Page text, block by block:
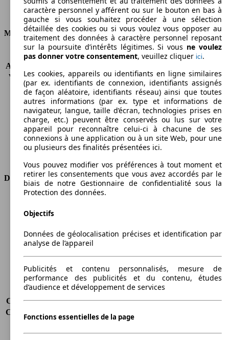
Consommation
Moteur et Puissance
KW (CH)
77 kW (105 PS)
Accélération (0-100 km/h)
Vitesse maximale (km/h) 164 km/h
Nombre de vitesses
6
Couple
290 nm
Cylindrée
1598 ccm
Carburant
Diesel
Cylindres
4
Transmission
Boîte manuelle
Dimensions
Empattement
2755 mm
Poids maximum
Charge maximale
600 kg
Portes
5
Sièges
5 - 7
Charge sur toit
-
Capacité de remorquage (sans freins) 500 kg
Capacité de remorquage (avec freins)
caractère personnel y afférent ou sur le bouton en bas à
gauche si vous souhaitez procéder à une sélection
détaillée des cookies ou si vous voulez vous opposer au
traitement des données à caractère personnel reposant
sur la poursuite d’intérêts légitimes. Si vous ne voulez
pas donner votre consentement, veuillez cliquer ici.
Les cookies, appareils ou identifiants en ligne similaires
(par ex. identifiants de connexion, identifiants assignés
de façon aléatoire, identifiants réseau) ainsi que toutes
autres informations (par ex. type et informations de
navigateur, langue, taille d’écran, technologies prises en
charge, etc.) peuvent être conservés ou lus sur votre
appareil pour reconnaître celui-ci à chacune de ses
connexions à une application ou à un site Web, pour une
ou plusieurs des finalités présentées ici.
Vous pouvez modifier vos préférences à tout moment et
retirer les consentements que vous avez accordés par le
biais de notre Gestionnaire de confidentialité sous la
Protection des données.
Objectifs
Données de géolocalisation précises et identification par
analyse de l’appareil
Publicités et contenu personnalisés, mesure de
performance des publicités et du contenu, études
d’audience et développement de services
Fonctions essentielles de la page